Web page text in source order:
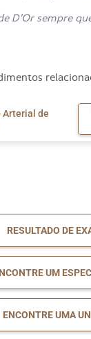
D’Or sempre
Arterial de
RESULTADO DE
UM
ENCONTRE UMA